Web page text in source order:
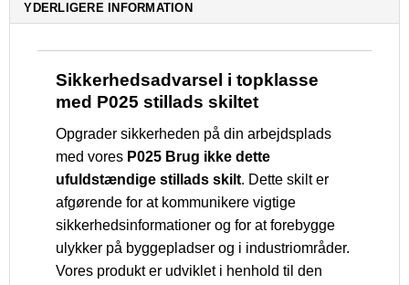
YDERLIGERE INFORMATION
Sikkerhedsadvarsel i topklasse
med P025 stillads skiltet
Opgrader sikkerheden på din arbejdsplads
med vores P025 Brug ikke dette
ufuldstændige stillads skilt. Dette skilt er
afgørende for at kommunikere vigtige
sikkerhedsinformationer og for at forebygge
ulykker på byggepladser og i industriområder.
Vores produkt er udviklet i henhold til den